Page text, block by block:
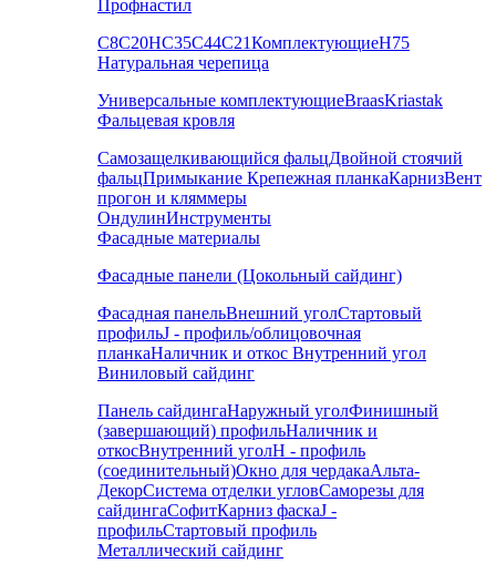
Профнастил
С8С20НС35С44С21КомплектующиеН75
Натуральная черепица
Универсальные комплектующиеBraasKriastak
Фальцевая кровля
Самозащелкивающийся фальцДвойной стоячий
фальцПримыкание Крепежная планкаКарнизВент
прогон и кляммеры
ОндулинИнструменты
Фасадные материалы
Фасадные панели (Цокольный сайдинг)
Фасадная панельВнешний уголСтартовый
профильJ - профиль/облицовочная
планкаНаличник и откос Внутренний угол
Виниловый сайдинг
Панель сайдингаНаружный уголФинишный
(завершающий) профильНаличник и
откосВнутренний уголH - профиль
(соединительный)Окно для чердакаАльта-
ДекорСистема отделки угловСаморезы для
сайдингаСофитКарниз фаскаJ -
профильСтартовый профиль
Металлический сайдинг